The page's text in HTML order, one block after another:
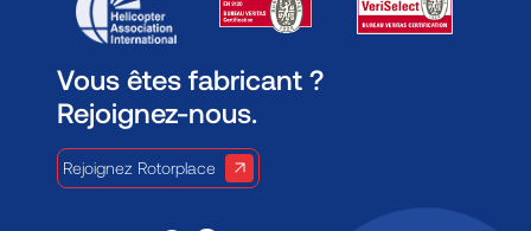
Vous êtes fabricant ?
Rejoignez-nous.
Rejoignez Rotorplace